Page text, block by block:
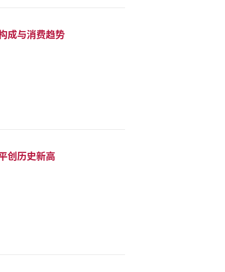
成与消费趋势
创历史新高